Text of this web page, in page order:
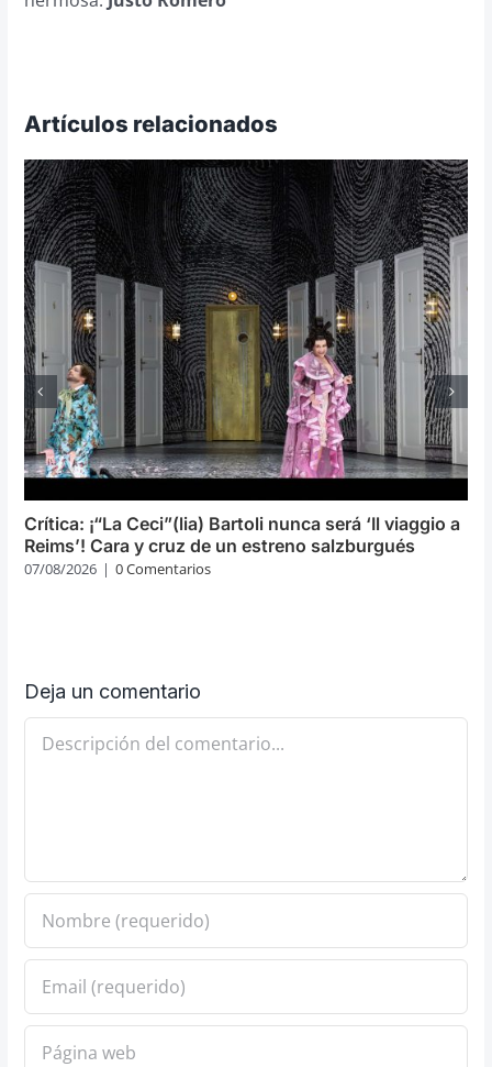
Artículos relacionados
Crítica: ¡“La Ceci”(lia) Bartoli nunca será ‘Il viaggio a
Reims’! Cara y cruz de un estreno salzburgués
07/08/2026 | 0 Comentarios
Deja un comentario
Comentario